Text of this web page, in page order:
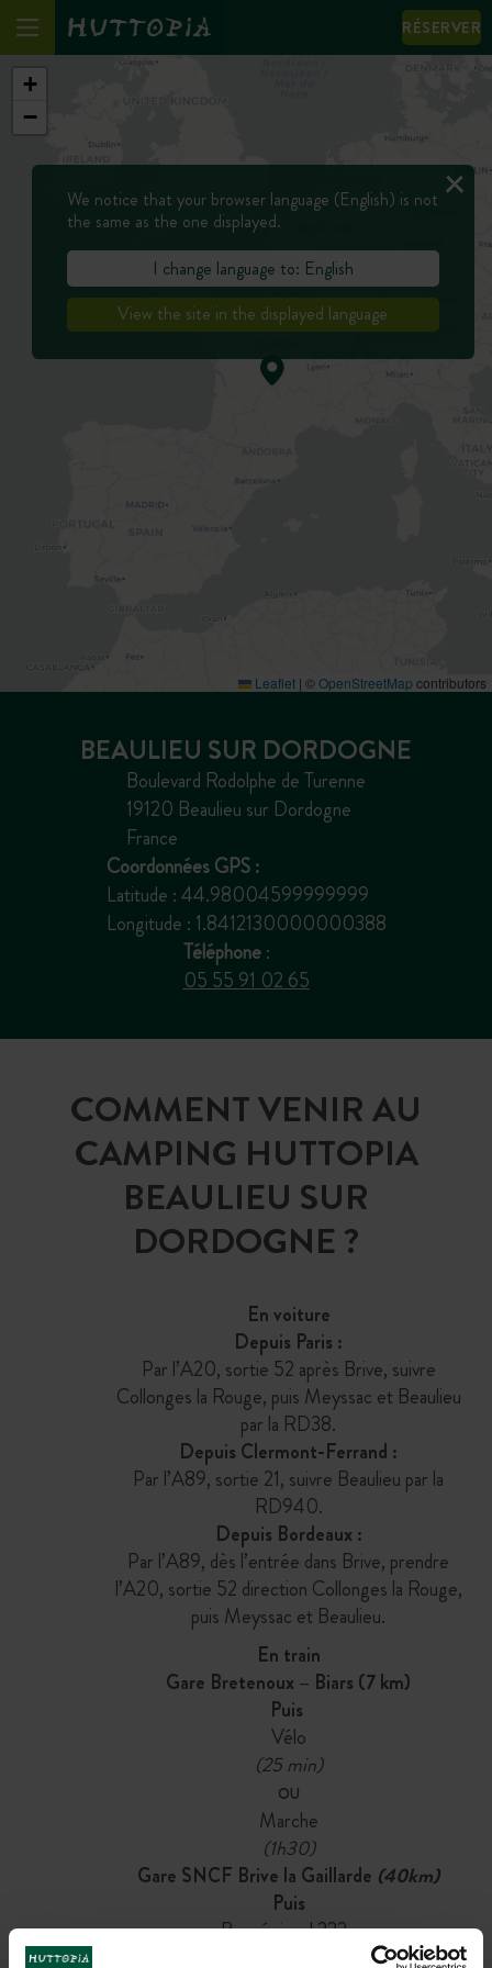
RÉSERVER
+
−
Leaflet | ©OpenStreetMap contributors
BEAULIEU SUR DORDOGNE
Boulevard Rodolphe de Turenne
19120 Beaulieu sur Dordogne
France
Coordonnées GPS :
Latitude : 44.98004599999999
Longitude : 1.8412130000000388
Téléphone:
05 55 91 02 65
COMMENT VENIR AU
CAMPING HUTTOPIA
BEAULIEU SUR
DORDOGNE ?
En voiture
Depuis Paris :
Par l’A20, sortie 52 après Brive, suivre
Collonges la Rouge, puis Meyssac et Beaulieu
par la RD38.
Depuis Clermont-Ferrand :
Par l’A89, sortie 21, suivre Beaulieu par la
RD940.
Depuis Bordeaux :
Par l’A89, dès l’entrée dans Brive, prendre
l’A20, sortie 52 direction Collonges la Rouge,
puis Meyssac et Beaulieu.
En train
Gare Bretenoux – Biars (7 km)
Puis
Vélo
(25 min)
OU
Marche
(1h30)
Gare SNCF Brive la Gaillarde (40km)
Puis
Bus régional 222 :
Départ à l’arrêt Gare Routière Brive-La-
We notice that your browser language (English) is not
the same as the one displayed.
I change language to: English
View the site in the displayed language